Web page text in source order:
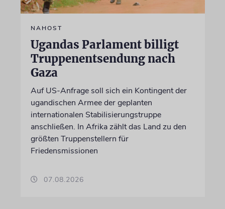
NAHOST
Ugandas Parlament billigt
Truppenentsendung nach
Gaza
Auf US-Anfrage soll sich ein Kontingent der
ugandischen Armee der geplanten
internationalen Stabilisierungstruppe
anschließen. In Afrika zählt das Land zu den
größten Truppenstellern für
Friedensmissionen
07.08.2026